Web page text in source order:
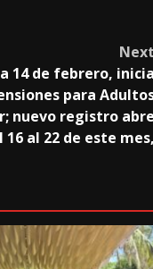
14 de febrero,
para
nuevo registro
16 al 22 de este